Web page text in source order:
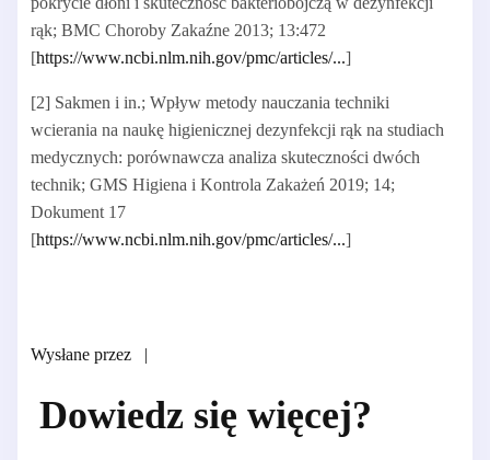
rąk; BMC Choroby Zakaźne 2013; 13:472
[https://www.ncbi.nlm.nih.gov/pmc/articles/...]
[2] Sakmen i in.; Wpływ metody nauczania techniki
wcierania na naukę higienicznej dezynfekcji rąk na studiach
medycznych: porównawcza analiza skuteczności dwóch
technik; GMS Higiena i Kontrola Zakażeń 2019; 14;
Dokument 17
[https://www.ncbi.nlm.nih.gov/pmc/articles/...]
Wysłane przez |
Dowiedz się więcej?